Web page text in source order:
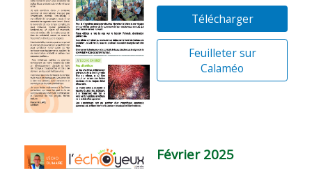
Télécharger
Feuilleter sur
Calaméo
Février 2025